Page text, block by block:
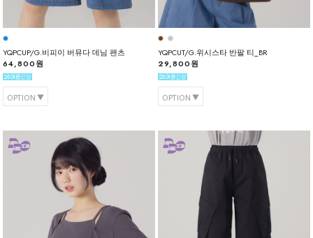
YQPCUP/G.비피이 버뮤다 데님 팬츠
64,800원
OPTION
YQPCUT/G.위시스타 반팔 티_BR
29,800원
OPTION